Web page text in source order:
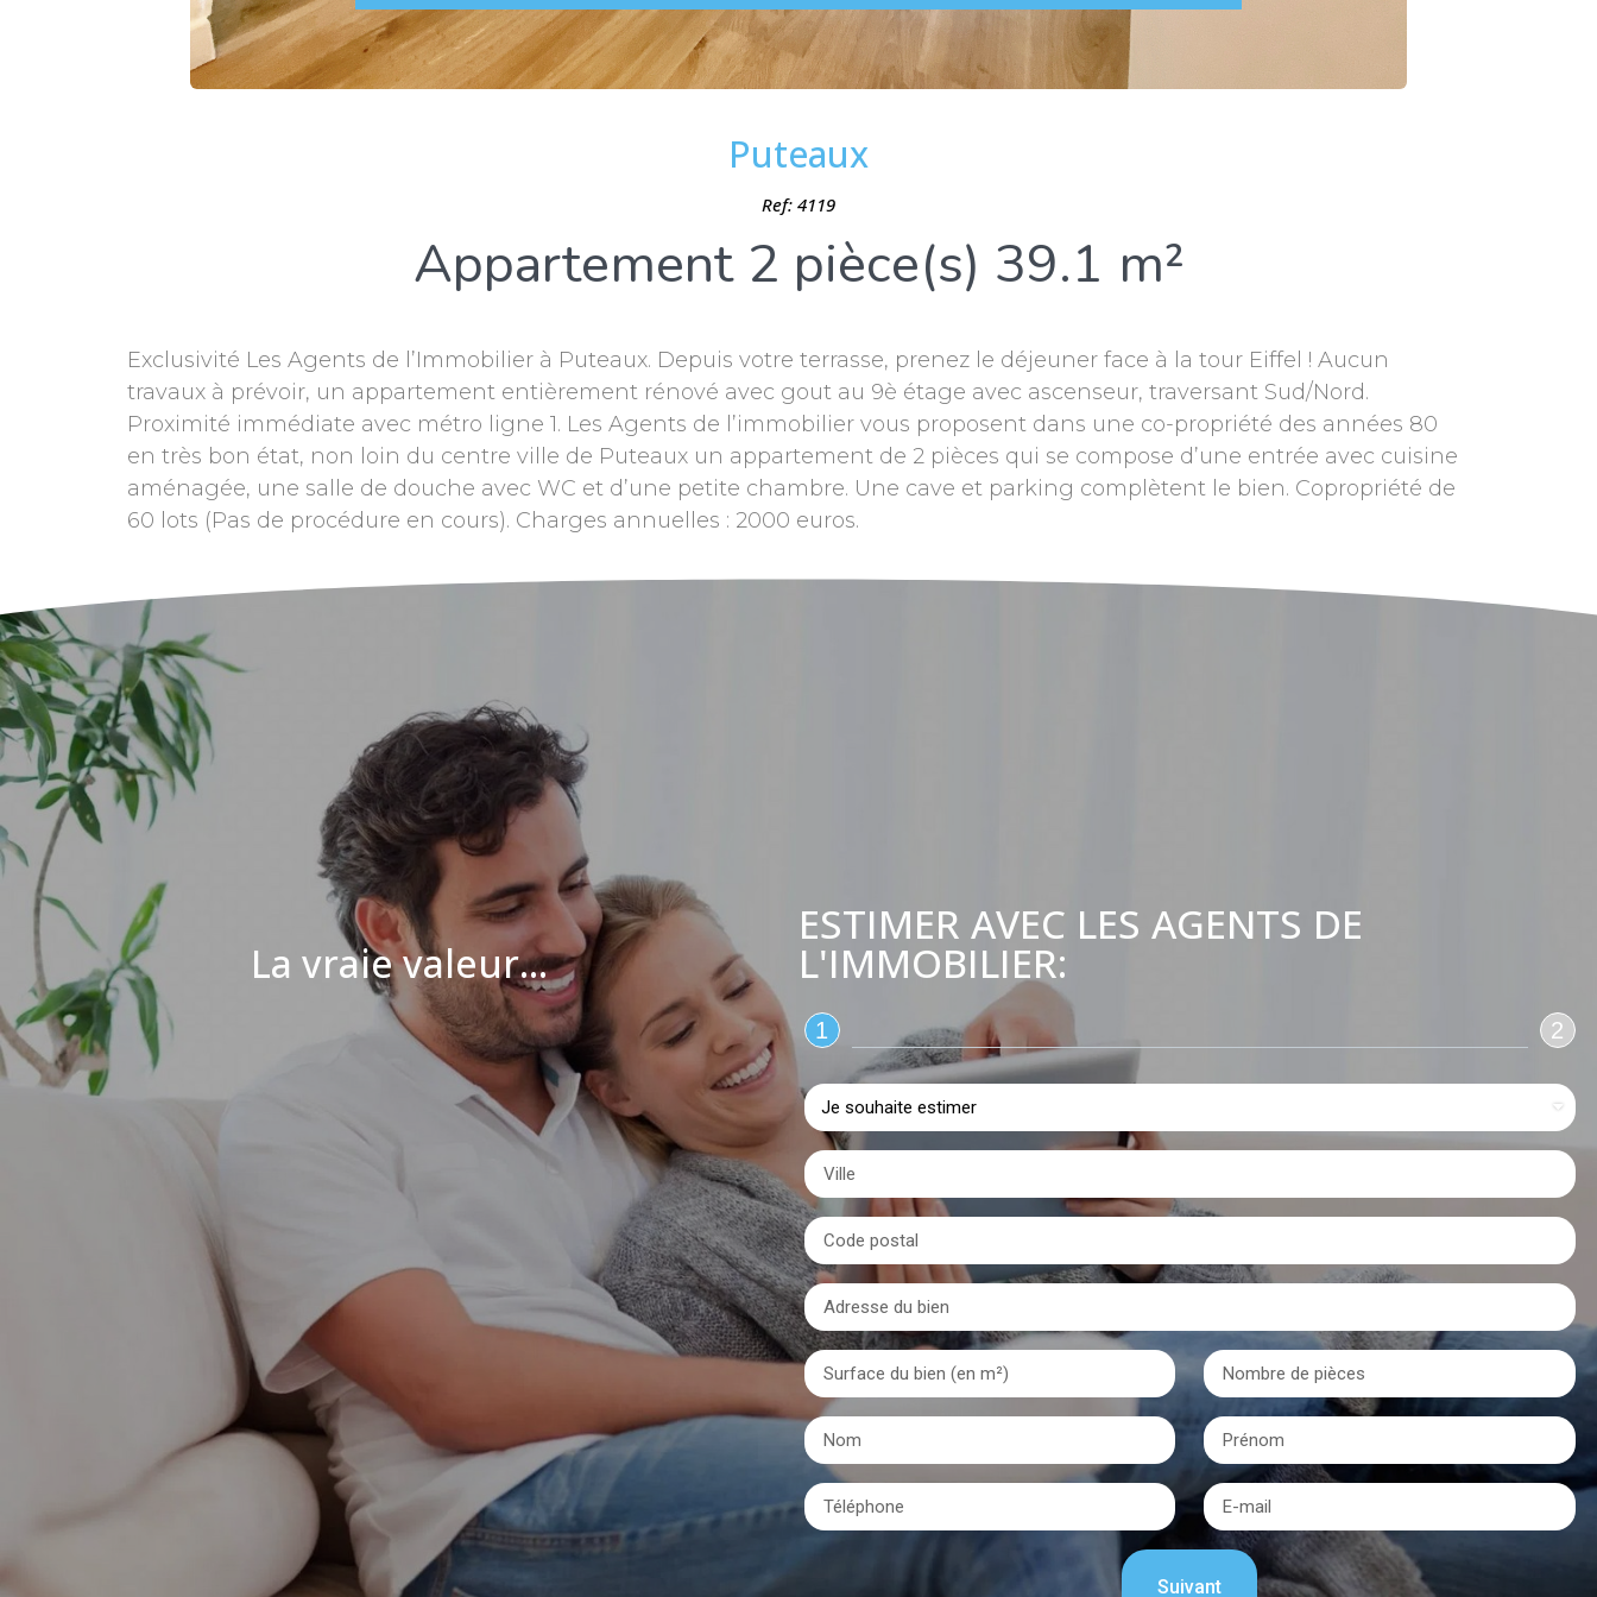
Puteaux
Ref: 4119
Appartement 2 pièce(s) 39.1 m²
Exclusivité Les Agents de l’Immobilier à Puteaux. Depuis votre terrasse, prenez le déjeuner face à la tour Eiffel ! Aucun
travaux à prévoir, un appartement entièrement rénové avec gout au 9è étage avec ascenseur, traversant Sud/Nord.
Proximité immédiate avec métro ligne 1. Les Agents de l’immobilier vous proposent dans une co-propriété des années 80
en très bon état, non loin du centre ville de Puteaux un appartement de 2 pièces qui se compose d’une entrée avec cuisine
aménagée, une salle de douche avec WC et d’une petite chambre. Une cave et parking complètent le bien. Copropriété de
60 lots (Pas de procédure en cours). Charges annuelles : 2000 euros.
La vraie valeur...
ESTIMER AVEC LES AGENTS DE
L'IMMOBILIER:
1 2